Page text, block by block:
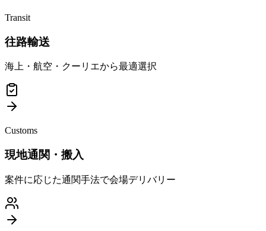
Transit
往路輸送
海上・航空・クーリエから最適選択
Customs
現地通関・搬入
案件に応じた通関手法で会場デリバリー